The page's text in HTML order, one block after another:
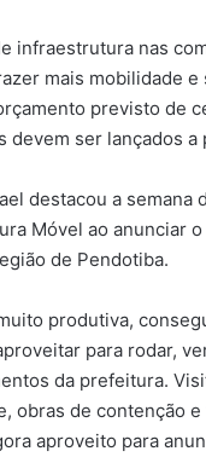
infraestrutura nas
mais mobilidade e
previsto de
devem ser lançados
destacou a semana
Móvel ao anunciar
de Pendotiba.
produtiva,
para rodar,
da prefeitura.
obras de contenção
aproveito para